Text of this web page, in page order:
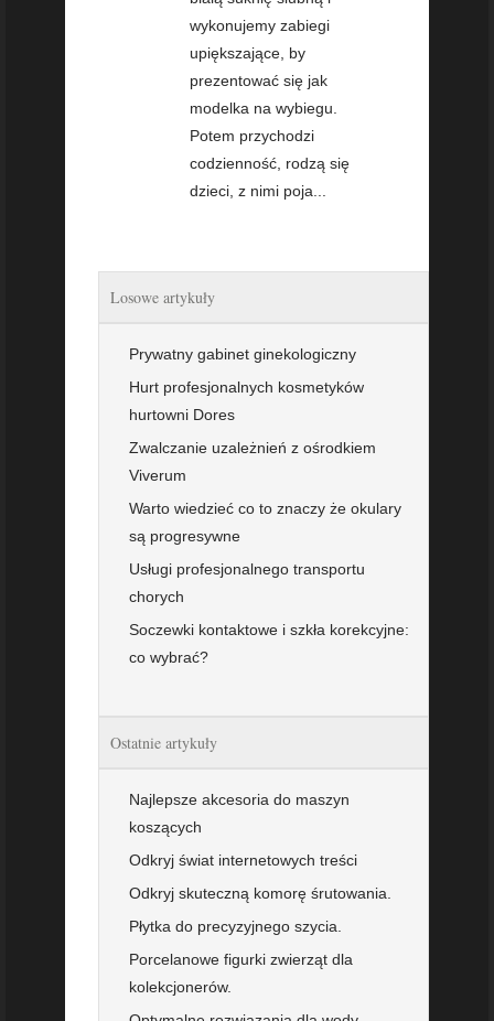
wykonujemy zabiegi
upiększające, by
prezentować się jak
modelka na wybiegu.
Potem przychodzi
codzienność, rodzą się
dzieci, z nimi poja...
Losowe artykuły
Prywatny gabinet ginekologiczny
Hurt profesjonalnych kosmetyków
hurtowni Dores
Zwalczanie uzależnień z ośrodkiem
Viverum
Warto wiedzieć co to znaczy że okulary
są progresywne
Usługi profesjonalnego transportu
chorych
Soczewki kontaktowe i szkła korekcyjne:
co wybrać?
Ostatnie artykuły
Najlepsze akcesoria do maszyn
koszących
Odkryj świat internetowych treści
Odkryj skuteczną komorę śrutowania.
Płytka do precyzyjnego szycia.
Porcelanowe figurki zwierząt dla
kolekcjonerów.